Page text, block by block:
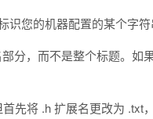
识您的机器配置的某个字
分，而不是整个标题。如
先将 .h 扩展名更改为 .txt